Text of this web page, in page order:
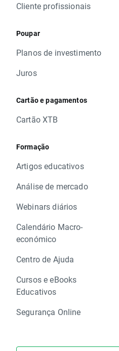
Cliente profissionais
Poupar
Planos de investimento
Juros
Cartão e pagamentos
Cartão XTB
Formação
Artigos educativos
Análise de mercado
Webinars diários
Calendário Macro-
económico
Centro de Ajuda
Cursos e eBooks
Educativos
Segurança Online